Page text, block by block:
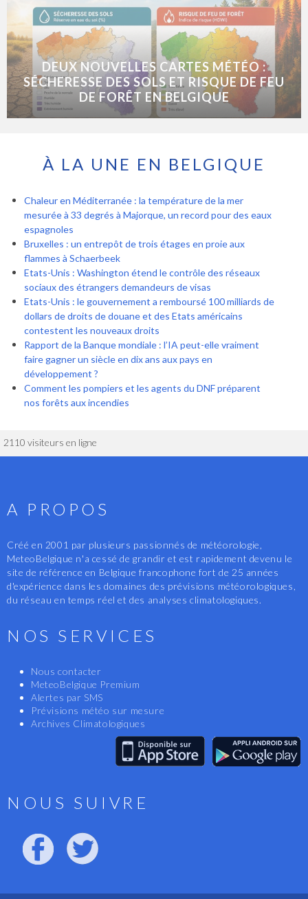
DEUX NOUVELLES CARTES MÉTÉO :
SÉCHERESSE DES SOLS ET RISQUE DE FEU
DE FORÊT EN BELGIQUE
À LA UNE EN BELGIQUE
Chaleur en Méditerranée : la température de la mer
mesurée à 33 degrés à Majorque, un record pour des eaux
espagnoles
Bruxelles : un entrepôt de trois étages en proie aux
flammes à Schaerbeek
Etats-Unis : Washington étend le contrôle des réseaux
sociaux des étrangers demandeurs de visas
Etats-Unis : le gouvernement a remboursé 100 milliards de
dollars de droits de douane et des Etats américains
contestent les nouveaux droits
Rapport de la Banque mondiale : l’IA peut-elle vraiment
faire gagner un siècle en dix ans aux pays en
développement ?
Comment les pompiers et les agents du DNF préparent
nos forêts aux incendies
2110 visiteurs en ligne
A PROPOS
Créé en 2001 par plusieurs passionnés de météorologie,
MeteoBelgique n'a cessé de grandir et est rapidement devenu le
site de référence en Belgique francophone fort de 25 années
d'expérience dans les domaines des prévisions météorologiques,
du réseau en temps réel et des analyses climatologiques.
NOS SERVICES
Nous contacter
MeteoBelgique Premium
Alertes par SMS
Prévisions météo sur mesure
Archives Climatologiques
NOUS SUIVRE